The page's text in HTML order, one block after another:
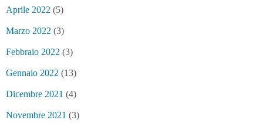
Aprile 2022 (5)
Marzo 2022 (3)
Febbraio 2022 (3)
Gennaio 2022 (13)
Dicembre 2021 (4)
Novembre 2021 (3)